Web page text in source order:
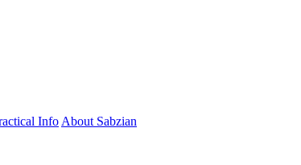
Info About Sabzian